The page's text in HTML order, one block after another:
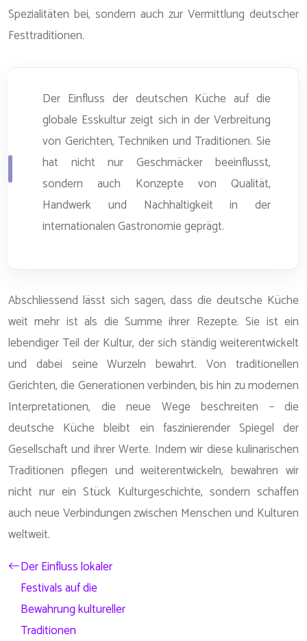
Spezialitäten bei, sondern auch zur Vermittlung deutscher
Festtraditionen.
Der Einfluss der deutschen Küche auf die
globale Esskultur zeigt sich in der Verbreitung
von Gerichten, Techniken und Traditionen. Sie
hat nicht nur Geschmäcker beeinflusst,
sondern auch Konzepte von Qualität,
Handwerk und Nachhaltigkeit in der
internationalen Gastronomie geprägt.
Abschliessend lässt sich sagen, dass die deutsche Küche
weit mehr ist als die Summe ihrer Rezepte. Sie ist ein
lebendiger Teil der Kultur, der sich ständig weiterentwickelt
und dabei seine Wurzeln bewahrt. Von traditionellen
Gerichten, die Generationen verbinden, bis hin zu modernen
Interpretationen, die neue Wege beschreiten – die
deutsche Küche bleibt ein faszinierender Spiegel der
Gesellschaft und ihrer Werte. Indem wir diese kulinarischen
Traditionen pflegen und weiterentwickeln, bewahren wir
nicht nur ein Stück Kulturgeschichte, sondern schaffen
auch neue Verbindungen zwischen Menschen und Kulturen
weltweit.
Der Einfluss lokaler
Festivals auf die
Bewahrung kultureller
Traditionen